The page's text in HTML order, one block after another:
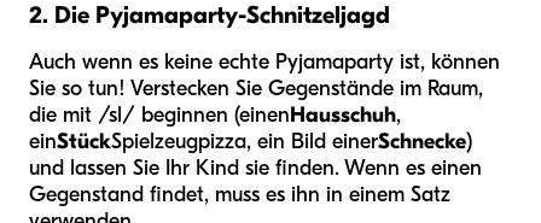
2. Die Pyjamaparty-Schnitzeljagd
Auch wenn es keine echte Pyjamaparty ist, können
Sie so tun! Verstecken Sie Gegenstände im Raum,
die mit /sl/ beginnen (einenHausschuh,
einStückSpielzeugpizza, ein Bild einerSchnecke)
und lassen Sie Ihr Kind sie finden. Wenn es einen
Gegenstand findet, muss es ihn in einem Satz